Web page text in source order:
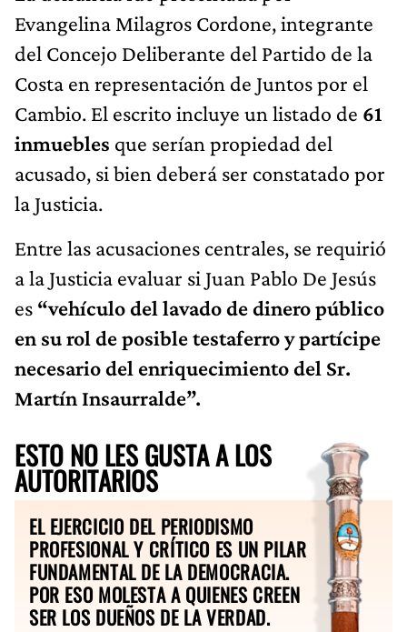
Evangelina Milagros Cordone, integrante
del Concejo Deliberante del Partido de la
Costa en representación de Juntos por el
Cambio. El escrito incluye un listado de 61
inmuebles que serían propiedad del
acusado, si bien deberá ser constatado por
la Justicia.
Entre las acusaciones centrales, se requirió
a la Justicia evaluar si Juan Pablo De Jesús
es “vehículo del lavado de dinero público
en su rol de posible testaferro y partícipe
necesario del enriquecimiento del Sr.
Martín Insaurralde”.
ESTO NO LES GUSTA A LOS
AUTORITARIOS
EL EJERCICIO DEL PERIODISMO
PROFESIONAL Y CRÍTICO ES UN PILAR
FUNDAMENTAL DE LA DEMOCRACIA.
POR ESO MOLESTA A QUIENES CREEN
SER LOS DUEÑOS DE LA VERDAD.